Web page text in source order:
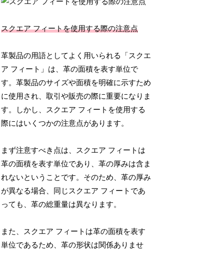
スクエア フィートを使用する際の注意点
革製品の用語としてよく用いられる「スクエ
ア フィート」は、革の面積を表す単位で
す。革製品のサイズや面積を明確に示すため
に使用され、取引や販売の際に重要になりま
す。しかし、スクエア フィートを使用する
際にはいくつかの注意点があります。
まず注意すべき点は、スクエア フィートは
革の面積を表す単位であり、革の厚みは含ま
れないということです。そのため、革の厚み
が異なる場合、同じスクエア フィートであ
っても、革の総重量は異なります。
また、スクエア フィートは革の面積を表す
単位であるため、革の形状は関係ありませ